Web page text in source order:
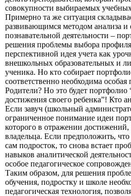
совокупности выбираемых
Примерно та же ситуация
развивающимся методом анализа
познавательной деятельности –
решения проблемы выбора профиля
перспективной идея учета как
внешкольных образовательных и
ученика. Но кто собирает
соответственно необходима особая
Родители? Но это будет портфолио
достижения своего ребенка”! Кто
Если завуч (школьный
ограниченное понимание идеи
которого в отражении
владельца. Если предположить,
сам подросток, то снова встает
навыков аналитической
особое педагогическое
Таким образом, для решения
обучения, подростку и школе
педагогическая технология,